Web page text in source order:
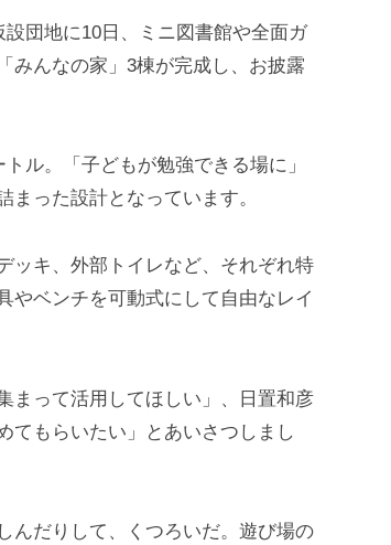
団地に10日、ミニ図書館や全面ガ
みんなの家」3棟が完成し、お披露
ル。「子どもが勉強できる場に」
まった設計となっています。
ッキ、外部トイレなど、それぞれ特
やベンチを可動式にして自由なレイ
まって活用してほしい」、日置和彦
てもらいたい」とあいさつしまし
んだりして、くつろいだ。遊び場の